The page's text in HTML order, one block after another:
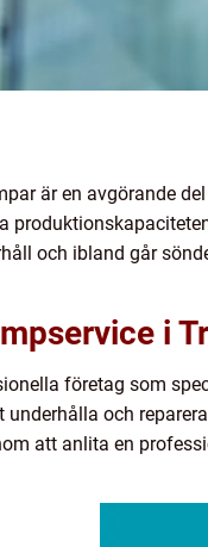
är en avgörande
och ibland går
i
företag som
och
att anlita en